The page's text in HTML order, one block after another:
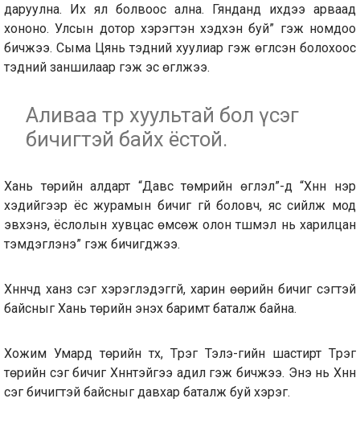
даруулна. Их ял болвоос ална. Гянданд ихдээ арваад
хононо. Улсын дотор хэрэгтэн хэдхэн буй” гэж номдоо
бичжээ. Сыма Цянь тэдний хуулиар гэж өгүүлсэн болохоос
тэдний заншилаар гэж эс өгүүлжээ.
Аливаа төр хуультай бол үсэг
бичигтэй байх ёстой.
Хань төрийн алдарт “Давс төмрийн өгүүлэл”-д “Хүннү нэр
хэдийгээр ёс журамын бичиг үгүй боловч, яс сийлж мод
эвхэнэ, ёслолын хувцас өмсөж олон түшмэл нь харилцан
тэмдэглэнэ” гэж бичигджээ.
Хүннүчүүд ханз үсэг хэрэглэдэггүй, харин өөрийн бичиг үсэгтэй
байсныг Хань төрийн энэхүү баримт баталж байна.
Хожим Умард төрийн түүх, Түрэг Тэлэ-гийн шастирт Түрэг
төрийн үсэг бичиг Хүннүтэйгээ адил гэж бичжээ. Энэ нь Хүннү
үсэг бичигтэй байсныг давхар баталж буй хэрэг.